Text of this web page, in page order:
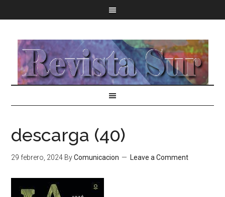
descarga (40)
29 febrero, 2024 ByComunicacion Leave a Comment